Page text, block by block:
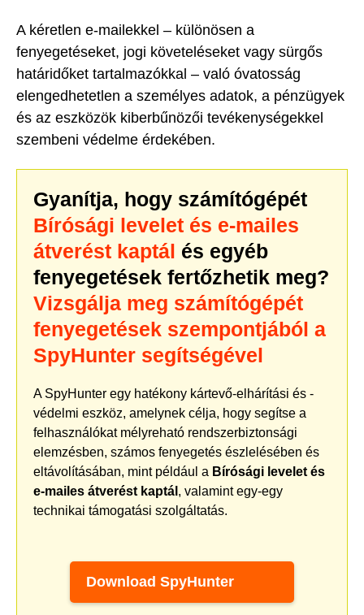
A kéretlen e-mailekkel – különösen a
fenyegetéseket, jogi követeléseket vagy sürgős
határidőket tartalmazókkal – való óvatosság
elengedhetetlen a személyes adatok, a pénzügyek
és az eszközök kiberbűnözői tevékenységekkel
szembeni védelme érdekében.
Gyanítja, hogy számítógépét
Bírósági levelet és e-mailes
átverést kaptál és egyéb
fenyegetések fertőzhetik meg?
Vizsgálja meg számítógépét
fenyegetések szempontjából a
SpyHunter segítségével
A SpyHunter egy hatékony kártevő-elhárítási és -
védelmi eszköz, amelynek célja, hogy segítse a
felhasználókat mélyreható rendszerbiztonsági
elemzésben, számos fenyegetés észlelésében és
eltávolításában, mint például a Bírósági levelet és
e-mailes átverést kaptál , valamint egy-egy
technikai támogatási szolgáltatás.
Download SpyHunter